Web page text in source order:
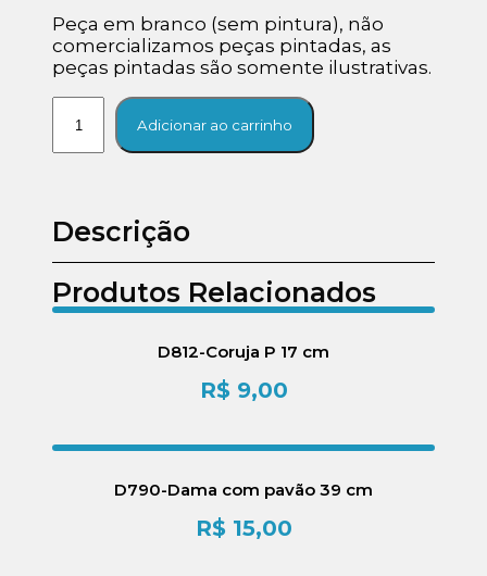
Peça em branco (sem pintura), não
comercializamos peças pintadas, as
peças pintadas são somente ilustrativas.
Adicionar ao carrinho
Descrição
Produtos Relacionados
D812-Coruja P 17 cm
R$9,00
D790-Dama com pavão 39 cm
R$15,00